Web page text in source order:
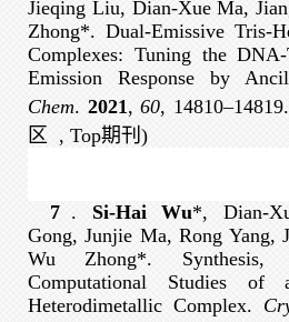
Jieqing Liu, Dian-Xue Ma,
Zhong*. Dual-Emissive Tris-
Complexes: Tuning the
Emission Response by
Chem. 2021, 60,
区 , Top期刊 )
7 . Si-Hai Wu*, Dian-
Gong, Junjie Ma, Rong Yang,
Wu Zhong*. Synthesis,
Computational Studies
Heterodimetallic Complex.